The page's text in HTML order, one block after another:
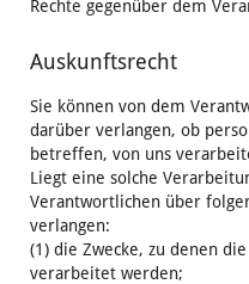
Rechte gegenüber dem
Auskunftsrecht
Sie können von dem
darüber verlangen, ob
betreffen, von uns
Liegt eine solche
Verantwortlichen über
verlangen:
(1) die Zwecke, zu denen
verarbeitet werden;